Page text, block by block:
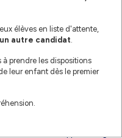
le Lycée Iman s’appuie sur
élèves en liste d'attente,
autre candidat
prendre les dispositions
leur enfant dès le premier